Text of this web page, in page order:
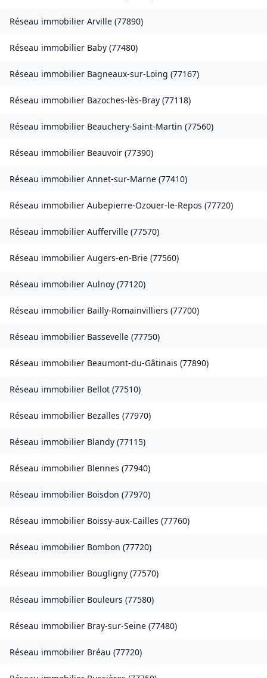
Réseau immobilier Arville (77890)
Réseau immobilier Baby (77480)
Réseau immobilier Bagneaux-sur-Loing (77167)
Réseau immobilier Bazoches-lès-Bray (77118)
Réseau immobilier Beauchery-Saint-Martin (77560)
Réseau immobilier Beauvoir (77390)
Réseau immobilier Annet-sur-Marne (77410)
Réseau immobilier Aubepierre-Ozouer-le-Repos (77720)
Réseau immobilier Aufferville (77570)
Réseau immobilier Augers-en-Brie (77560)
Réseau immobilier Aulnoy (77120)
Réseau immobilier Bailly-Romainvilliers (77700)
Réseau immobilier Bassevelle (77750)
Réseau immobilier Beaumont-du-Gâtinais (77890)
Réseau immobilier Bellot (77510)
Réseau immobilier Bezalles (77970)
Réseau immobilier Blandy (77115)
Réseau immobilier Blennes (77940)
Réseau immobilier Boisdon (77970)
Réseau immobilier Boissy-aux-Cailles (77760)
Réseau immobilier Bombon (77720)
Réseau immobilier Bougligny (77570)
Réseau immobilier Bouleurs (77580)
Réseau immobilier Bray-sur-Seine (77480)
Réseau immobilier Bréau (77720)